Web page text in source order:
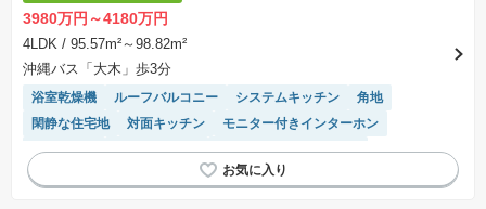
3980万円～4180万円
4LDK / 95.57m²～98.82m²
沖縄バス「大木」歩3分
浴室乾燥機 ルーフバルコニー システムキッチン
角地
閑静な住宅地
対面キッチン
モニター付きインターホン
陽当り良好
トイレ2個以上 接面道路の幅が６m以上